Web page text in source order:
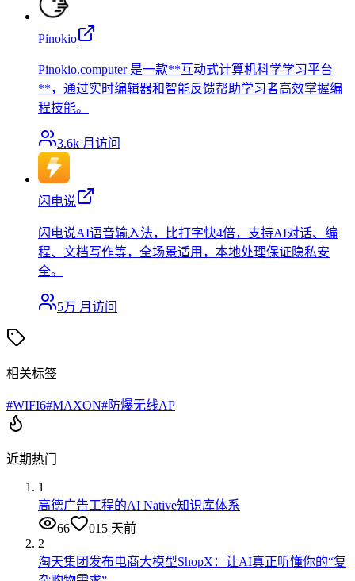
Pinokio
Pinokio.computer 是一款**互动式计算机科学学习平台
**，通过实时编辑器和智能反馈帮助学习者高效掌握编
程技能。
3.6k 月访问
闪电说
闪电说AI语音输入法，比打字快4倍，支持AI对话、编
程、文档写作等，全场景适用，本地处理保证隐私安
全。
5万 月访问
相关标签
#WIFI6#MAXON#防爆无线AP
近期热门
1
高德广告工程的AI Native知识库体系
66
015 天前
2
淘天集团发布电商大模型ShopX：让AI真正听懂你的“复